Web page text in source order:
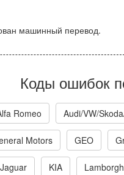
машинный перевод.
Коды ошибок
Romeo Audi/VW/
Motors GEO
Jaguar KIA